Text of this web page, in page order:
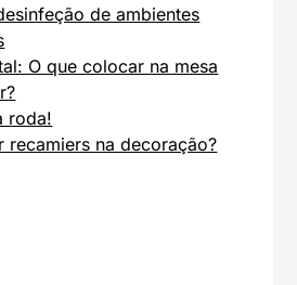
de ambientes
O que colocar na mesa
roda!
recamiers na decoração?